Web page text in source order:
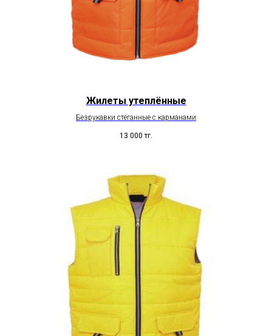
Жилеты утеплённые
Безрукавки стёганные с карманами
13 000 тг.